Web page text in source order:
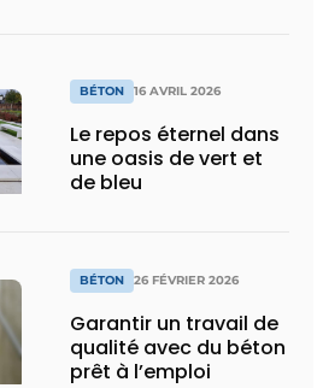
BÉTON 16 AVRIL 2026
Le repos éternel dans
une oasis de vert et
de bleu
BÉTON 26 FÉVRIER 2026
Garantir un travail de
qualité avec du béton
prêt à l’emploi